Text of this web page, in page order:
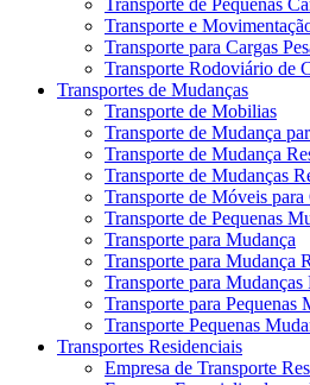
Transporte e
Transporte para Cargas
Transporte Rodoviário de
Transportes de Mudanças
Transporte de Mobilias
Transporte de Mudança
Transporte de Mudança
Transporte de Mudanças
Transporte de Móveis
Transporte de Pequenas
Transporte para Mudança
Transporte para Mudança
Transporte para Mudanças
Transporte para Pequenas
Transporte Pequenas
Transportes Residenciais
Empresa de Transporte